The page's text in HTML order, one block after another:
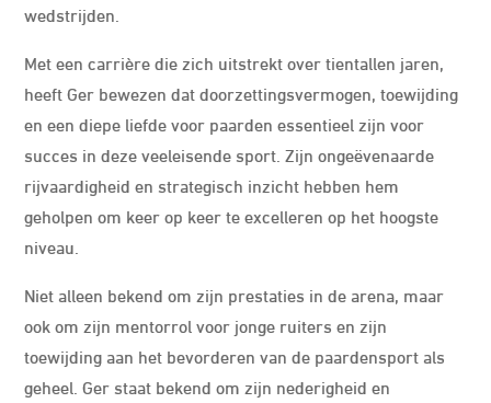
wedstrijden.
Met een carrière die zich uitstrekt over tientallen jaren,
heeft Ger bewezen dat doorzettingsvermogen, toewijding
en een diepe liefde voor paarden essentieel zijn voor
succes in deze veeleisende sport. Zijn ongeëvenaarde
rijvaardigheid en strategisch inzicht hebben hem
geholpen om keer op keer te excelleren op het hoogste
niveau.
Niet alleen bekend om zijn prestaties in de arena, maar
ook om zijn mentorrol voor jonge ruiters en zijn
toewijding aan het bevorderen van de paardensport als
geheel. Ger staat bekend om zijn nederigheid en